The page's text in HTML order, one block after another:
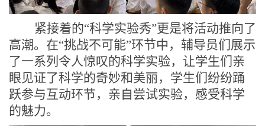
紧接着的“科学实验秀”更是将活动推向了
高潮。在“挑战不可能”环节中，辅导员们展示
了一系列令人惊叹的科学实验，让学生们亲
眼见证了科学的奇妙和美丽，学生们纷纷踊
跃参与互动环节，亲自尝试实验，感受科学
的魅力。